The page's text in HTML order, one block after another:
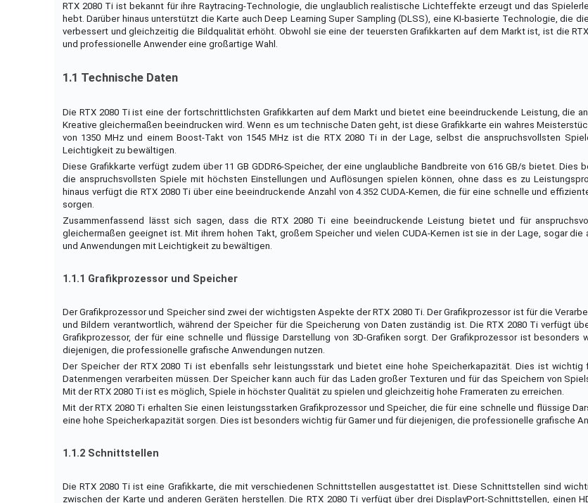
RTX 2080 Ti ist bekannt für ihre Raytracing-Technologie, die unglaublich realistische Lichteffekte erzeugt und das
hebt. Darüber hinaus unterstützt die Karte auch Deep Learning Super Sampling (DLSS), eine KI-basierte Technologie, die
verbessert und gleichzeitig die Bildqualität erhöht. Obwohl sie eine der teuersten Grafikkarten auf dem Markt ist, ist die
und professionelle Anwender eine großartige Wahl.
1.1 Technische Daten
Die RTX 2080 Ti ist eine der fortschrittlichsten Grafikkarten auf dem Markt und bietet eine beeindruckende Leistung, die
Kreative gleichermaßen beeindrucken wird. Wenn es um technische Daten geht, ist diese Grafikkarte ein wahres
von 1350 MHz und einem Boost-Takt von 1545 MHz ist die RTX 2080 Ti in der Lage, selbst die anspruchsvollsten
Leichtigkeit zu bewältigen.
Diese Grafikkarte verfügt zudem über 11 GB GDDR6-Speicher, der eine unglaubliche Bandbreite von 616 GB/s bietet. Dies
die anspruchsvollsten Spiele mit höchsten Einstellungen und Auflösungen spielen können, ohne dass es zu
hinaus verfügt die RTX 2080 Ti über eine beeindruckende Anzahl von 4.352 CUDA-Kernen, die für eine schnelle und
sorgen.
Zusammenfassend lässt sich sagen, dass die RTX 2080 Ti eine beeindruckende Leistung bietet und für
gleichermaßen geeignet ist. Mit ihrem hohen Takt, großem Speicher und vielen CUDA-Kernen ist sie in der Lage, sogar die
und Anwendungen mit Leichtigkeit zu bewältigen.
1.1.1 Grafikprozessor und Speicher
Der Grafikprozessor und Speicher sind zwei der wichtigsten Aspekte der RTX 2080 Ti. Der Grafikprozessor ist für die
und Bildern verantwortlich, während der Speicher für die Speicherung von Daten zuständig ist. Die RTX 2080 Ti verfügt
Grafikprozessor, der für eine schnelle und flüssige Darstellung von 3D-Grafiken sorgt. Der Grafikprozessor ist besonders
diejenigen, die professionelle grafische Anwendungen nutzen.
Der Speicher der RTX 2080 Ti ist ebenfalls sehr leistungsstark und bietet eine hohe Speicherkapazität. Dies ist wichtig
Datenmengen verarbeiten müssen. Der Speicher kann auch für das Laden großer Texturen und für das Speichern von
Mit der RTX 2080 Ti ist es möglich, Spiele in höchster Qualität zu spielen und gleichzeitig hohe Frameraten zu erreichen.
Mit der RTX 2080 Ti erhalten Sie einen leistungsstarken Grafikprozessor und Speicher, die für eine schnelle und flüssige
eine hohe Speicherkapazität sorgen. Dies ist besonders wichtig für Gamer und für diejenigen, die professionelle grafische
1.1.2 Schnittstellen
Die RTX 2080 Ti ist eine Grafikkarte, die mit verschiedenen Schnittstellen ausgestattet ist. Diese Schnittstellen sind
zwischen der Karte und anderen Geräten herstellen. Die RTX 2080 Ti verfügt über drei DisplayPort-Schnittstellen, einen